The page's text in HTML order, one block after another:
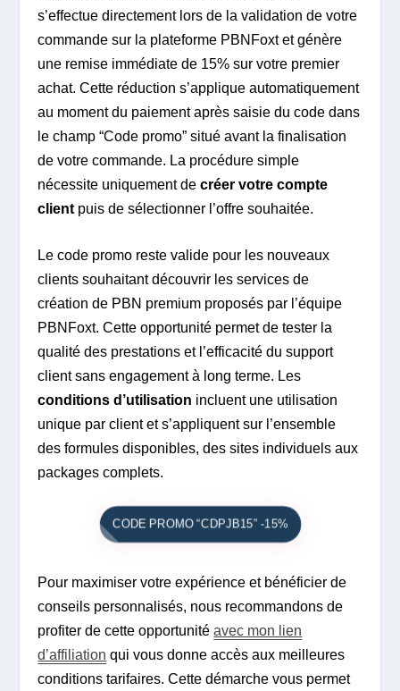
s’effectue directement lors de la validation de votre
commande sur la plateforme PBNFoxt et génère
une remise immédiate de 15% sur votre premier
achat. Cette réduction s’applique automatiquement
au moment du paiement après saisie du code dans
le champ “Code promo” situé avant la finalisation
de votre commande. La procédure simple
nécessite uniquement decréer votre compte
client puis de sélectionner l’offre souhaitée.
Le code promo reste valide pour les nouveaux
clients souhaitant découvrir les services de
création de PBN premium proposés par l’équipe
PBNFoxt. Cette opportunité permet de tester la
qualité des prestations et l’efficacité du support
client sans engagement à long terme. Les
conditions d’utilisation incluent une utilisation
unique par client et s’appliquent sur l’ensemble
des formules disponibles, des sites individuels aux
packages complets.
CODE PROMO “CDPJB15” -15%
Pour maximiser votre expérience et bénéficier de
conseils personnalisés, nous recommandons de
profiter de cette opportunitéavec mon lien
d’affiliation qui vous donne accès aux meilleures
conditions tarifaires. Cette démarche vous permet